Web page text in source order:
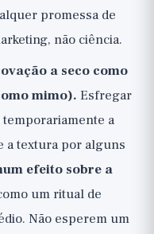
promessa de
não ciência.
a seco como
mimo). Esfregar
a
a textura por alguns
efeito sobre a
um ritual de
Não esperem um